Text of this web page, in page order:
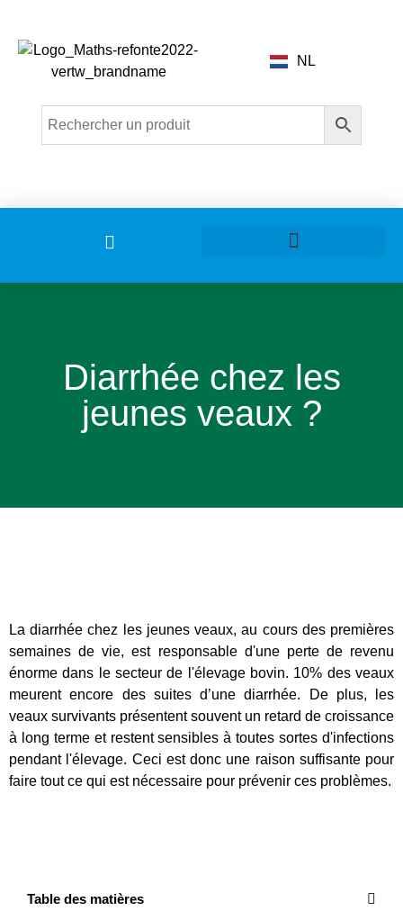
NL
Diarrhée chez les
jeunes veaux ?
La diarrhée chez les jeunes veaux, au cours des premières
semaines de vie, est responsable d'une perte de revenu
énorme dans le secteur de l'élevage bovin. 10% des veaux
meurent encore des suites d’une diarrhée. De plus, les
veaux survivants présentent souvent un retard de croissance
à long terme et restent sensibles à toutes sortes d'infections
pendant l'élevage. Ceci est donc une raison suffisante pour
faire tout ce qui est nécessaire pour prévenir ces problèmes.
Table des matières